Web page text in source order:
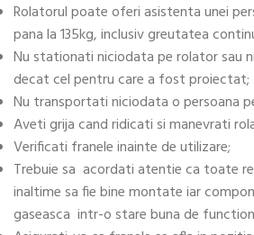
Rolatorul poate oferi asistenta unei
pana la 135kg, inclusiv greutatea
Nu stationati niciodata pe rolator sau
decat cel pentru care a fost proiectat;
Nu transportati niciodata o persoana
Aveti grija cand ridicati si manevrati
Verificati franele inainte de utilizare;
Trebuie sa acordati atentie ca toate
inaltime sa fie bine montate iar
gaseasca intr-o stare buna de